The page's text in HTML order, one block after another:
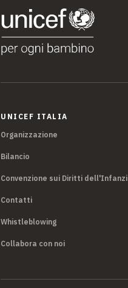
UNICEF ITALIA
Organizzazione
Bilancio
Convenzione sui Diritti
Contatti
Whistleblowing
Collabora con noi